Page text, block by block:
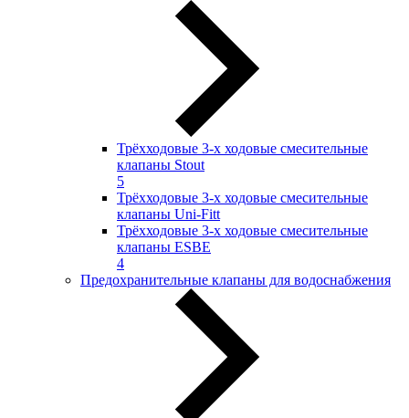
Трёхходовые 3-х ходовые смесительные
клапаны Stout
5
Трёхходовые 3-х ходовые смесительные
клапаны Uni-Fitt
Трёхходовые 3-х ходовые смесительные
клапаны ESBE
4
Предохранительные клапаны для водоснабжения